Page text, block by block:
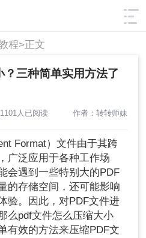
筛选
程>正文
三种简单实用方法了
1101人已阅读 作者：转转师妹
Format）文件由于其跨
广泛应用于各种工作场
会遇到一些特别大的PDF
的存储空间，还可能影响
验。因此，对PDF文件进
么pdf文件怎么压缩大小
有效的方法来压缩PDF文